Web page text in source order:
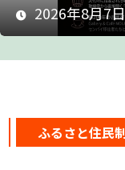
2026年8月7日
ふるさと住民